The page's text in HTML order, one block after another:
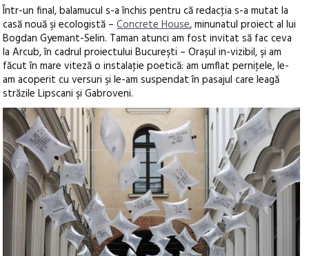
Într-un final, balamucul s-a închis pentru că redacţia s-a mutat la
casă nouă şi ecologistă –Concrete House, minunatul proiect al lui
Bogdan Gyemant-Selin. Taman atunci am fost invitat să fac ceva
la Arcub, în cadrul proiectului Bucureşti – Oraşul in-vizibil, şi am
făcut în mare viteză o instalaţie poetică: am umflat perniţele, le-
am acoperit cu versuri şi le-am suspendat în pasajul care leagă
străzile Lipscani şi Gabroveni.